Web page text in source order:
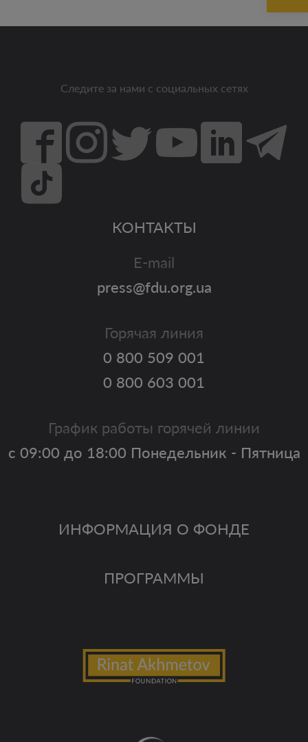
Следите за нами с социальных сетях
ИНФОРМАЦИЯ О ФОНДЕ
ПРОГРАММЫ
КОНТАКТЫ
E-mail
press@fdu.org.ua
Горячая линия
0 800 509 001
0 800 603 001
График работы горячей линии
с 09:00 до 18:00 Понедельник - Пятница